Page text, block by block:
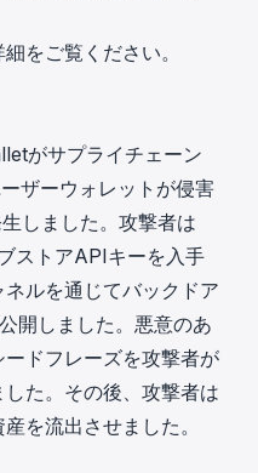
をご覧ください。
がサプライチェーン
ザーウォレットが侵害
しました。攻撃者は
ストアAPIキーを入手
ルを通じてバックドア
開しました。悪意のあ
ドフレーズを攻撃者が
た。その後、攻撃者は
を流出させました。